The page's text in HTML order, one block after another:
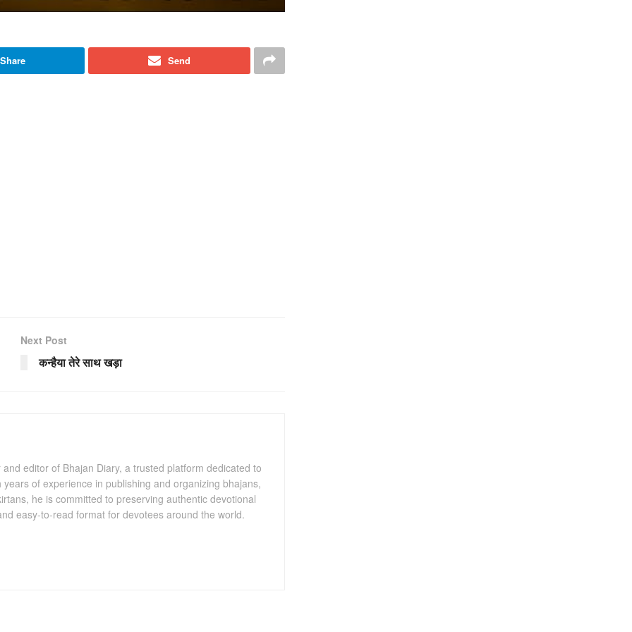
Share Send
Next Post
कन्हैया तेरे साथ खड़ा
editor of Bhajan Diary, a trusted platform dedicated to
of experience in publishing and organizing bhajans,
he is committed to preserving authentic devotional
easy-to-read format for devotees around the world.